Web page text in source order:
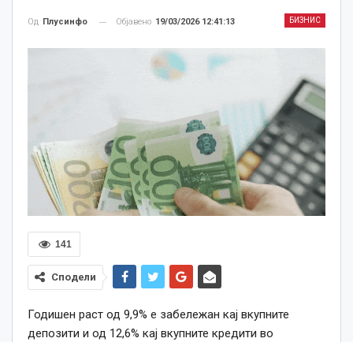
БИЗНИС
Од Плусинфо Објавено 19/03/2026 12:41:13
141
Сподели
Годишен раст од 9,9% е забележан кај вкупните
депозити и од 12,6% кај вкупните кредити во